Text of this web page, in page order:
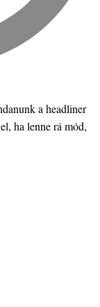
a headliner
ha lenne rá mód,